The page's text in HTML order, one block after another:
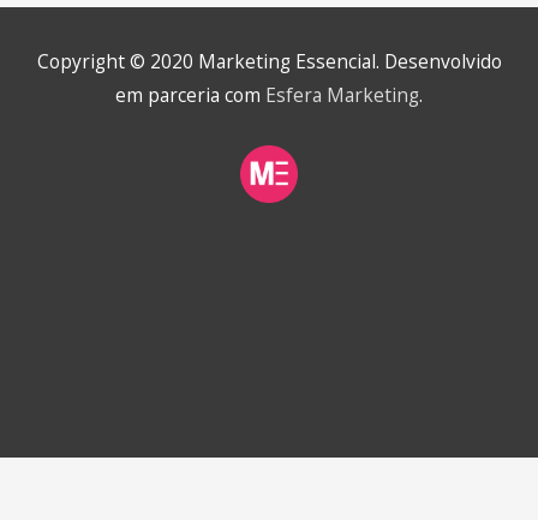
Copyright © 2020 Marketing Essencial. Desenvolvido
em parceria com Esfera Marketing.